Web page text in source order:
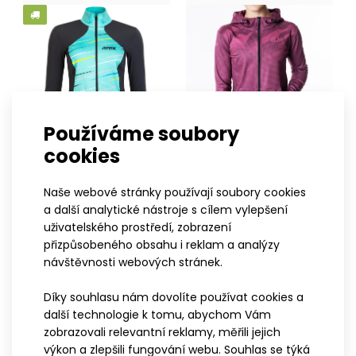
Používáme soubory
cookies
Naše webové stránky používají soubory cookies
a další analytické nástroje s cílem vylepšení
uživatelského prostředí, zobrazení
přizpůsobeného obsahu i reklam a analýzy
návštěvnosti webových stránek.
Díky souhlasu nám dovolíte používat cookies a
další technologie k tomu, abychom Vám
zobrazovali relevantní reklamy, měřili jejich
výkon a zlepšili fungování webu. Souhlas se týká
nepostradatelnou součástí oblečení a to nejen ve svě..
Dámská mikina GAIA
tyrkysová
2 299 Kč
Dámská mikina s kapucí
BJP růžová
1 799 Kč